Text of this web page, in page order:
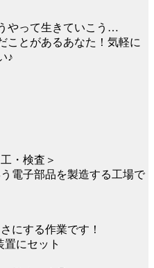
やって生きていこう…
ことがあるあなた！気軽に
♪
・検査＞
電子部品を製造する工場で
にする作業です！
にセット